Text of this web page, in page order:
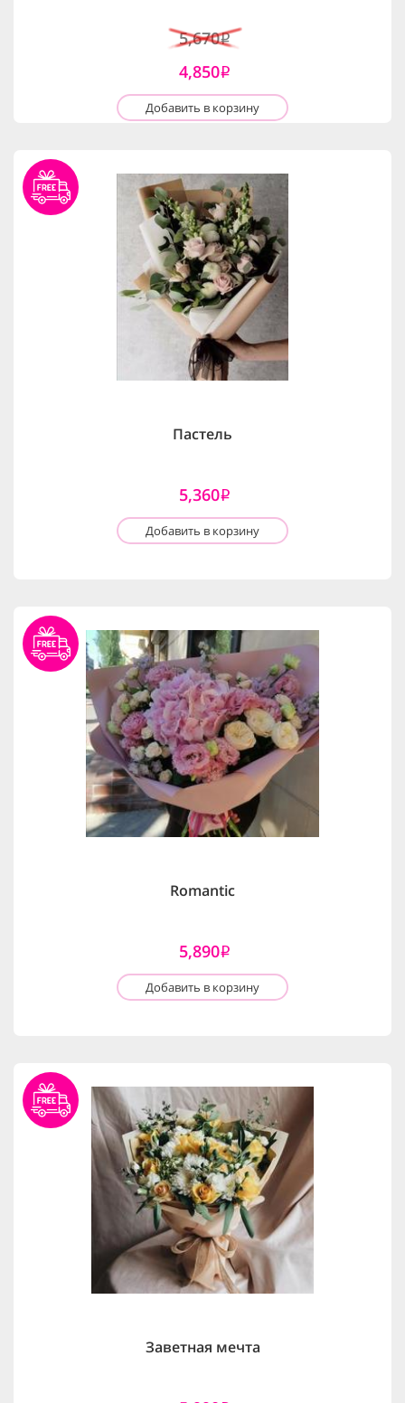
5,670i
4,850i
Добавить в корзину
Пастель
5,360i
Добавить в корзину
Romantic
5,890i
Добавить в корзину
Заветная мечта